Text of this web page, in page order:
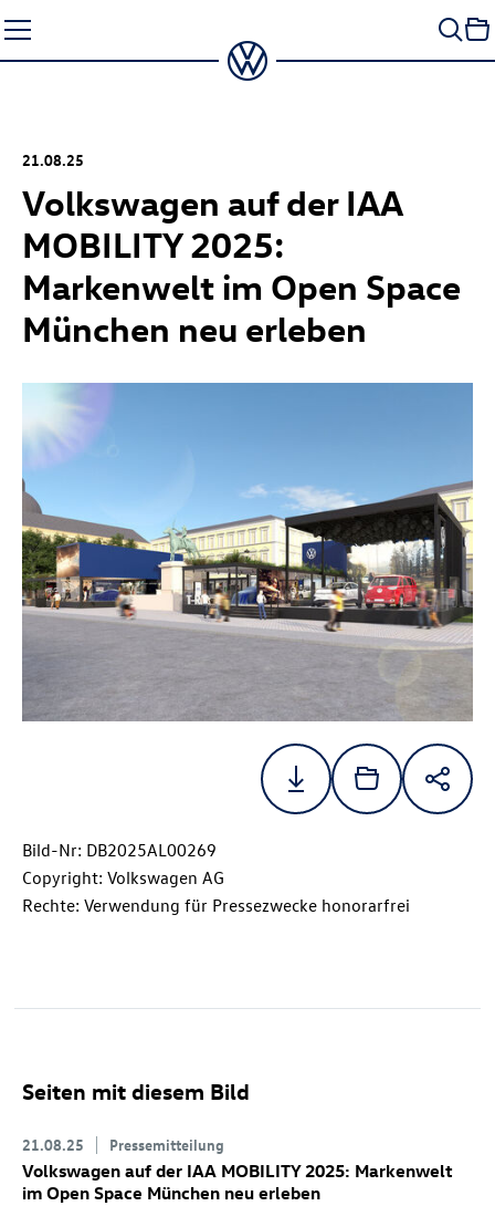
Seiteninhalt
springen
21.08.25
Volkswagen auf der IAA
MOBILITY 2025:
Markenwelt im Open Space
München neu erleben
Bild-Nr: DB2025AL00269
Copyright: Volkswagen AG
Rechte: Verwendung für Pressezwecke honorarfrei
Seiten mit diesem Bild
21.08.25 Pressemitteilung
Volkswagen auf der IAA MOBILITY 2025: Markenwelt
im Open Space München neu erleben